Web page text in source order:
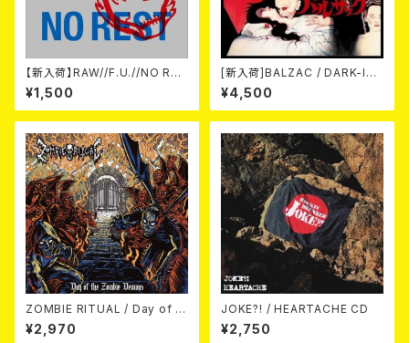
【新入荷】RAW//F.U.//NO RES
T / 3way split EP ハード ラッ
ク ダンス (CD)
¥1,500
[新入荷]BALZAC / DARK-IS
M -20th Anniversary Comp
ilation- (2CD)
¥4,500
ZOMBIE RITUAL / Day of th
e Zombie Demons
¥2,970
JOKE?! / HEARTACHE CD
¥2,750